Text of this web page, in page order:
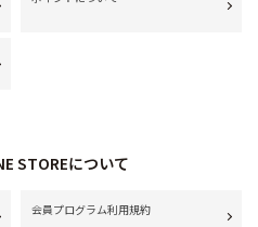
STOREについて
会員プログラム利用規約